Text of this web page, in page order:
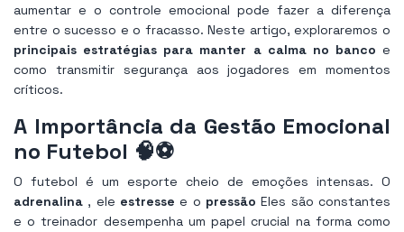
aumentar e o controle emocional pode fazer a diferença
entre o sucesso e o fracasso. Neste artigo, exploraremos o
principais estratégias para manter a calma no banco e
como transmitir segurança aos jogadores em momentos
críticos.
A Importância da Gestão Emocional
no Futebol 🧠⚽
O futebol é um esporte cheio de emoções intensas. O
adrenalina , ele estresse e o pressão Eles são constantes
e o treinador desempenha um papel crucial na forma como